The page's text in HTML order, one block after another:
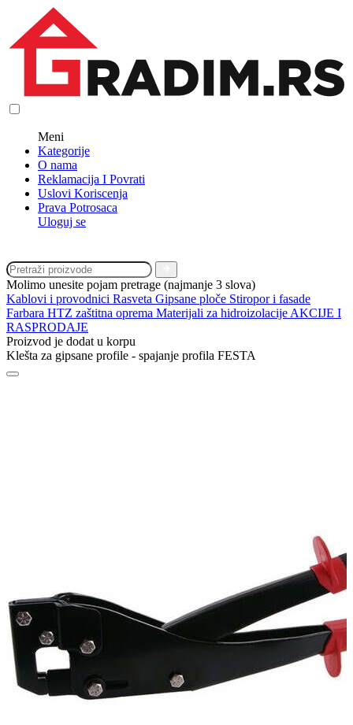
Meni
Kategorije
O nama
Reklamacija I Povrati
Uslovi Koriscenja
Prava Potrosaca
Uloguj se
Molimo unesite pojam pretrage (najmanje 3 slova)
Kablovi i provodnici Rasveta Gipsane ploče Stiropor i fasade
Farbara HTZ zaštitna oprema Materijali za hidroizolacije AKCIJE I
RASPRODAJE
Proizvod je dodat u korpu
Klešta za gipsane profile - spajanje profila FESTA